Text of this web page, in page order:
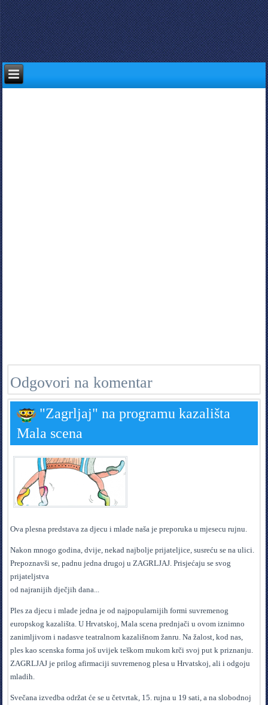
Odgovori na komentar
"Zagrljaj" na programu kazališta
Mala scena
Ova plesna predstava za djecu i mlade naša je preporuka u mjesecu rujnu.
Nakon mnogo godina, dvije, nekad najbolje prijateljice, susreću se na ulici.
Prepoznavši se, padnu jedna drugoj u ZAGRLJAJ. Prisjećaju se svog
prijateljstva
od najranijih dječjih dana...
Ples za djecu i mlade jedna je od najpopularnijih formi suvremenog
europskog kazališta. U Hrvatskoj, Mala scena prednjači u ovom iznimno
zanimljivom i nadasve teatralnom kazališnom žanru. Na žalost, kod nas,
ples kao scenska forma još uvijek teškom mukom krči svoj put k priznanju.
ZAGRLJAJ je prilog afirmaciji suvremenog plesa u Hrvatskoj, ali i odgoju
mladih.
Svečana izvedba održat će se u četvrtak, 15. rujna u 19 sati, a na slobodnoj